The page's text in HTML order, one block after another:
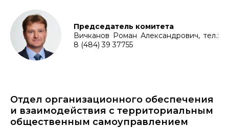
Председатель комитета
Вичканов Роман Александрович, тел.:
8 (484) 39 37755
Отдел организационного обеспечения
и взаимодействия с территориальным
общественным самоуправлением